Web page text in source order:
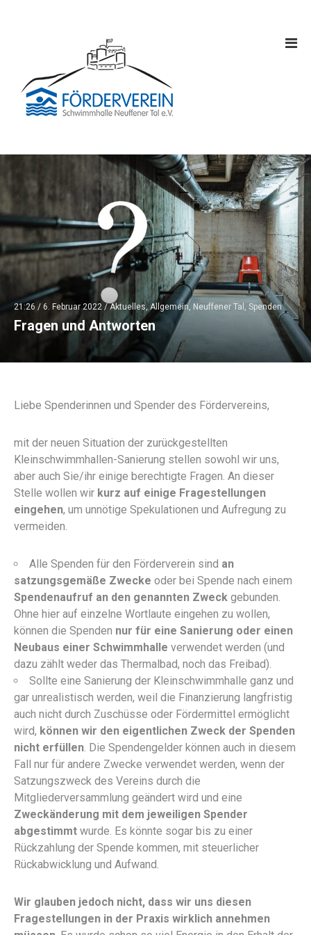
21:26 / 6. Februar 2022 /Aktuelles, Allgemein, Neuffener Tal Spenden
Fragen und Antworten
Liebe Spenderinnen und Spender des Fördervereins,
mit der neuen Situation der zurückgestellten
Kleinschwimmhallen-Sanierung stellen sowohl wir uns,
aber auch Sie/ihr einige berechtigte Fragen. An dieser
Stelle wollen wir kurz auf einige Fragestellungen
eingehen, um unnötige Spekulationen und Aufregung zu
vermeiden.
Alle Spenden für den Förderverein sind an
satzungsgemäße Zwecke oder bei Spende nach einem
Spendenaufruf an den genannten Zweck gebunden.
Ohne hier auf einzelne Wortlaute eingehen zu wollen,
können die Spenden nur für eine Sanierung oder einen
Neubaus einer Schwimmhalle verwendet werden (und
dazu zählt weder das Thermalbad, noch das Freibad).
Sollte eine Sanierung der Kleinschwimmhalle ganz und
gar unrealistisch werden, weil die Finanzierung langfristig
auch nicht durch Zuschüsse oder Fördermittel ermöglicht
wird, können wir den eigentlichen Zweck der Spenden
nicht erfüllen . Die Spendengelder können auch in diesem
Fall nur für andere Zwecke verwendet werden, wenn der
Satzungszweck des Vereins durch die
Mitgliederversammlung geändert wird und eine
Zweckänderung mit dem jeweiligen Spender
abgestimmt wurde. Es könnte sogar bis zu einer
Rückzahlung der Spende kommen, mit steuerlicher
Rückabwicklung und Aufwand.
Wir glauben jedoch nicht, dass wir uns diesen
Fragestellungen in der Praxis wirklich annehmen